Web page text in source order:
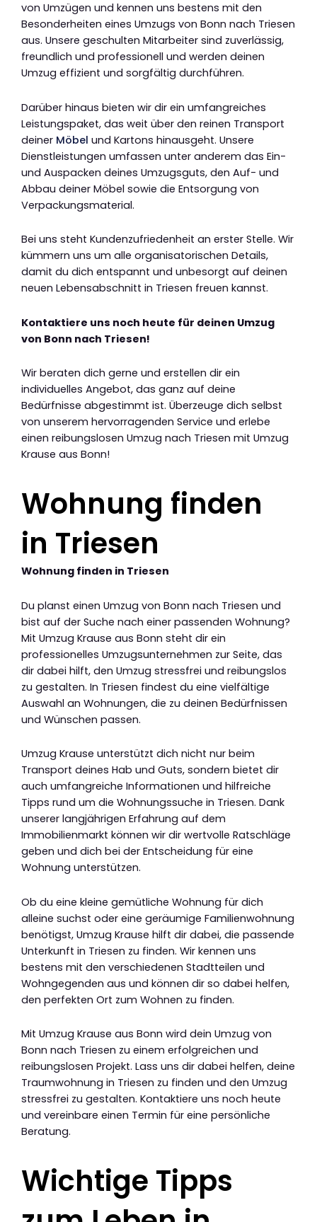
von Umzügen und kennen uns bestens mit den
Besonderheiten eines Umzugs von Bonn nach Triesen
aus. Unsere geschulten Mitarbeiter sind zuverlässig,
freundlich und professionell und werden deinen
Umzug effizient und sorgfältig durchführen.
Darüber hinaus bieten wir dir ein umfangreiches
Leistungspaket, das weit über den reinen Transport
deiner Möbel und Kartons hinausgeht. Unsere
Dienstleistungen umfassen unter anderem das Ein-
und Auspacken deines Umzugsguts, den Auf- und
Abbau deiner Möbel sowie die Entsorgung von
Verpackungsmaterial.
Bei uns steht Kundenzufriedenheit an erster Stelle. Wir
kümmern uns um alle organisatorischen Details,
damit du dich entspannt und unbesorgt auf deinen
neuen Lebensabschnitt in Triesen freuen kannst.
Kontaktiere uns noch heute für deinen Umzug
von Bonn nach Triesen!
Wir beraten dich gerne und erstellen dir ein
individuelles Angebot, das ganz auf deine
Bedürfnisse abgestimmt ist. Überzeuge dich selbst
von unserem hervorragenden Service und erlebe
einen reibungslosen Umzug nach Triesen mit Umzug
Krause aus Bonn!
Wohnung finden
in Triesen
Wohnung finden in Triesen
Du planst einen Umzug von Bonn nach Triesen und
bist auf der Suche nach einer passenden Wohnung?
Mit Umzug Krause aus Bonn steht dir ein
professionelles Umzugsunternehmen zur Seite, das
dir dabei hilft, den Umzug stressfrei und reibungslos
zu gestalten. In Triesen findest du eine vielfältige
Auswahl an Wohnungen, die zu deinen Bedürfnissen
und Wünschen passen.
Umzug Krause unterstützt dich nicht nur beim
Transport deines Hab und Guts, sondern bietet dir
auch umfangreiche Informationen und hilfreiche
Tipps rund um die Wohnungssuche in Triesen. Dank
unserer langjährigen Erfahrung auf dem
Immobilienmarkt können wir dir wertvolle Ratschläge
geben und dich bei der Entscheidung für eine
Wohnung unterstützen.
Ob du eine kleine gemütliche Wohnung für dich
alleine suchst oder eine geräumige Familienwohnung
benötigst, Umzug Krause hilft dir dabei, die passende
Unterkunft in Triesen zu finden. Wir kennen uns
bestens mit den verschiedenen Stadtteilen und
Wohngegenden aus und können dir so dabei helfen,
den perfekten Ort zum Wohnen zu finden.
Mit Umzug Krause aus Bonn wird dein Umzug von
Bonn nach Triesen zu einem erfolgreichen und
reibungslosen Projekt. Lass uns dir dabei helfen, deine
Traumwohnung in Triesen zu finden und den Umzug
stressfrei zu gestalten. Kontaktiere uns noch heute
und vereinbare einen Termin für eine persönliche
Beratung.
Wichtige Tipps